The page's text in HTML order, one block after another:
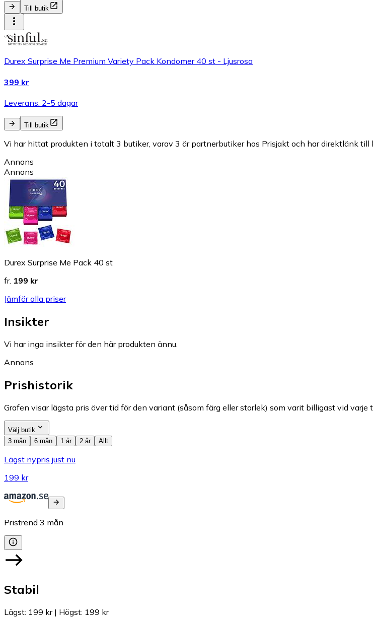
Till butik
Durex Surprise Me Premium Variety Pack Kondomer 40 st - Ljusrosa
399 kr
Leverans: 2-5 dagar
Till butik
Vi har hittat produkten i totalt 3 butiker, varav 3 är partnerbutiker hos Prisjakt och har direktlänk till
Annons
Annons
Durex Surprise Me Pack 40 st
fr. 199 kr
Jämför alla priser
Insikter
Vi har inga insikter för den här produkten ännu.
Annons
Prishistorik
Grafen visar lägsta pris över tid för den variant (såsom färg eller storlek) som varit billigast vid varje
Välj butik
3 mån
6 mån 1 år 2 år Allt
Lägst nypris just nu
199 kr
Pristrend 3 mån
Stabil
Lägst: 199 kr| Högst: 199 kr